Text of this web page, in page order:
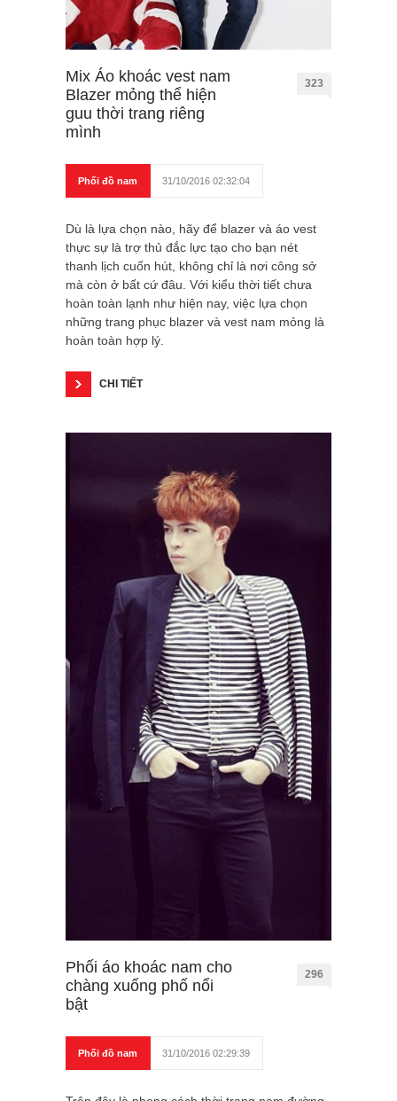
Mix Áo khoác vest nam
Blazer mỏng thể hiện
guu thời trang riêng
mình
323
Phối đồ nam 31/10/2016 02:32:04
Dù là lựa chọn nào, hãy để blazer và áo vest
thực sự là trợ thủ đắc lực tạo cho bạn nét
thanh lịch cuốn hút, không chỉ là nơi công sở
mà còn ở bất cứ đâu. Với kiểu thời tiết chưa
hoàn toàn lạnh như hiện nay, việc lựa chọn
những trang phục blazer và vest nam mỏng là
hoàn toàn hợp lý.
CHI TIẾT
Phối áo khoác nam cho
chàng xuống phố nổi
bật
296
Phối đồ nam 31/10/2016 02:29:39